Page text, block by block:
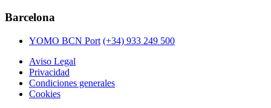
Barcelona
YOMO BCN Port (+34) 933 249 500
Aviso Legal
Privacidad
Condiciones generales
Cookies